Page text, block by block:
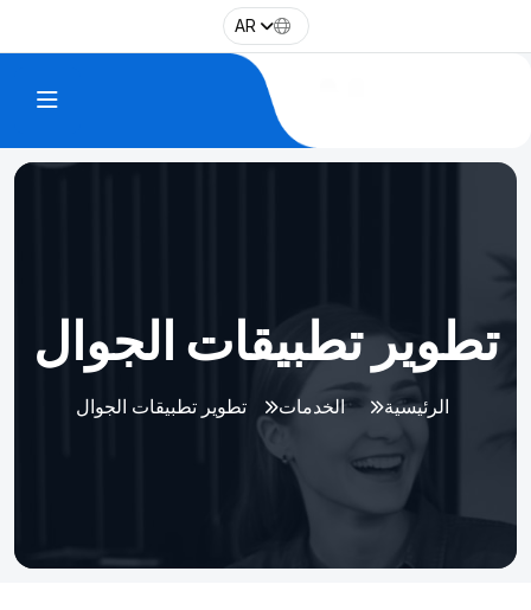
AR
تطوير تطبيقات الجوال
الرئيسية الخدمات تطوير تطبيقات الجوال